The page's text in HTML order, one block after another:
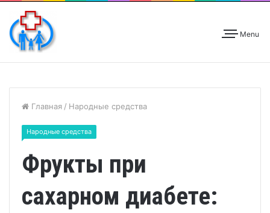
Menu
Главная / Народные средства
Народные средства
Фрукты при
сахарном диабете: